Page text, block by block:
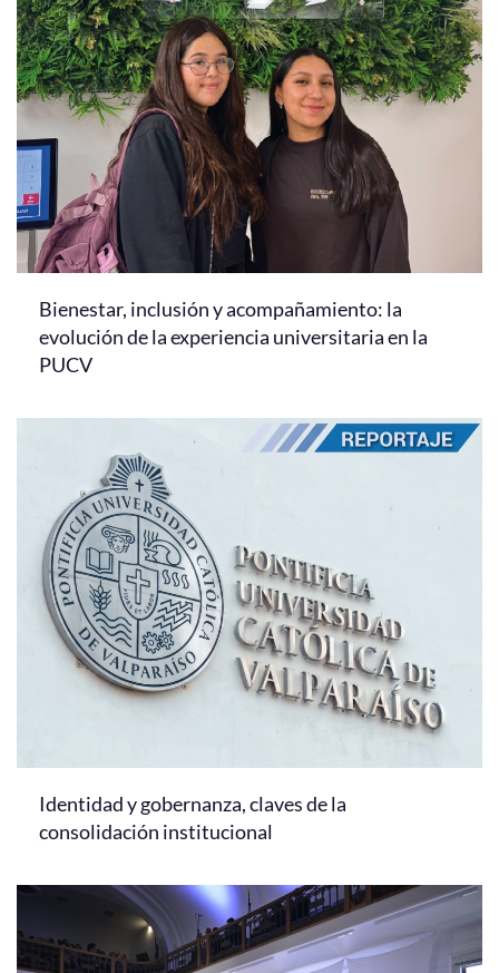
Bienestar, inclusión y acompañamiento: la
evolución de la experiencia universitaria en la
PUCV
Identidad y gobernanza, claves de la
consolidación institucional